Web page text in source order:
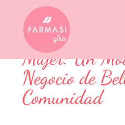
Empoderando
Mujer: Un
Negocio de
Comunidad